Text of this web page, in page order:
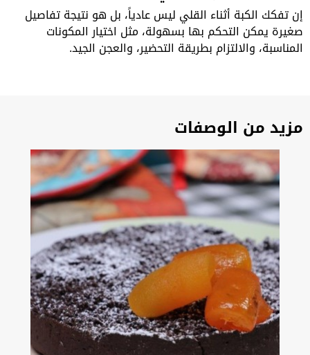
إن تفكك الكبة أثناء القلي ليس عادياً، بل هو نتيجة تفاصيل
صغيرة يمكن التحكم بها بسهولة، مثل اختيار المكونات
المناسبة، والالتزام بطريقة التحضير، والعجن الجيد.
مزيد من الوصفات